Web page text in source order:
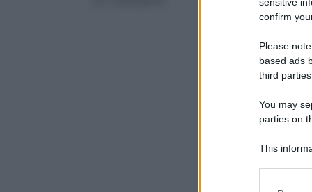
confirm
Please
based ads
third
You may
parties on
This